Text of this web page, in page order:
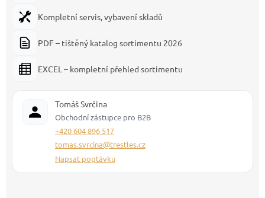
Kompletní servis, vybavení skladů
PDF – tištěný katalog sortimentu 2026
EXCEL – kompletní přehled sortimentu
Tomáš Svrčina
Obchodní zástupce pro B2B
+420 604 896 517
tomas.svrcina@trestles.cz
Napsat poptávku